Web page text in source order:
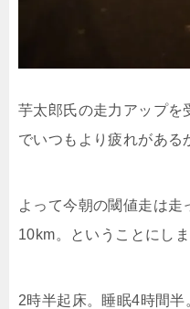
芋太郎氏の走力アップを
でいつもより疲れがある
よって今朝の閾値走は走
10km。ということにしま
2時半起床。睡眠4時間